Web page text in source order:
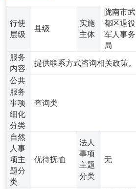
行使
层级
县级
实施
主体
陇南市武
都区退役
军人事务
局
服务
内容
提供联系方式咨询相关政策。
公共
服务
事项
细化
分类
查询类
自然
人事
项主
题分
类
优待抚恤
法人
事项
主题
分类
无